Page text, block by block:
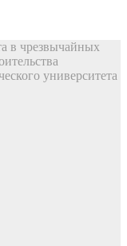
в чрезвычайных
университета